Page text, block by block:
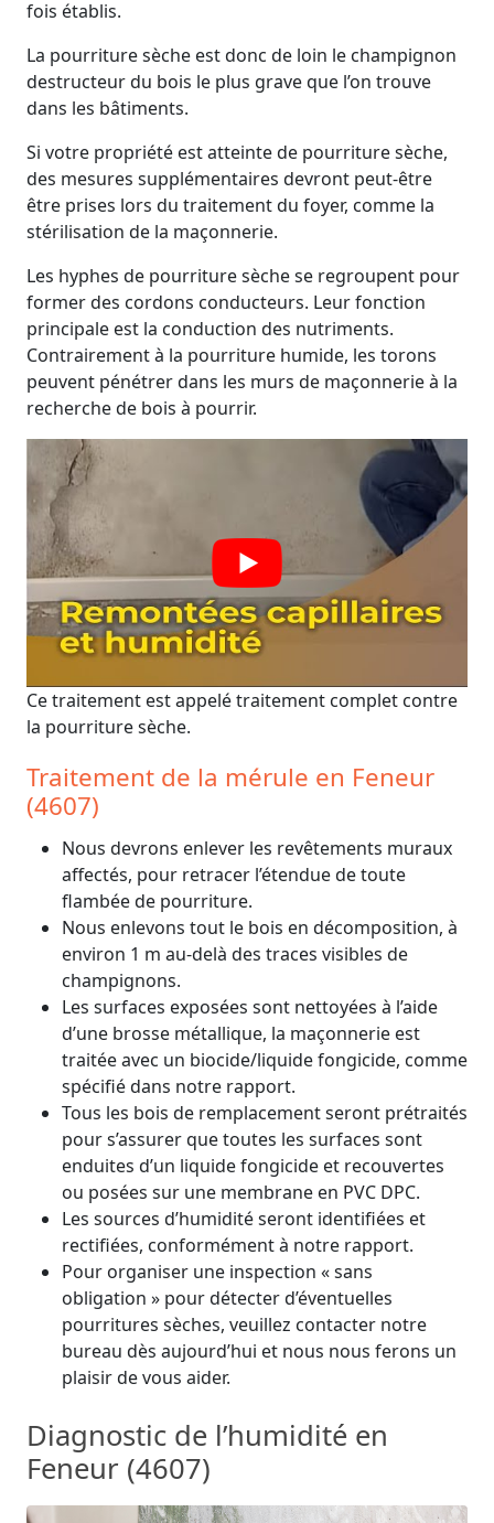
fois établis.
La pourriture sèche est donc de loin le champignon
destructeur du bois le plus grave que l’on trouve
dans les bâtiments.
Si votre propriété est atteinte de pourriture sèche,
des mesures supplémentaires devront peut-être
être prises lors du traitement du foyer, comme la
stérilisation de la maçonnerie.
Les hyphes de pourriture sèche se regroupent pour
former des cordons conducteurs. Leur fonction
principale est la conduction des nutriments.
Contrairement à la pourriture humide, les torons
peuvent pénétrer dans les murs de maçonnerie à la
recherche de bois à pourrir.
Ce traitement est appelé traitement complet contre
la pourriture sèche.
Traitement de la mérule en Feneur
(4607)
Nous devrons enlever les revêtements muraux
affectés, pour retracer l’étendue de toute
flambée de pourriture.
Nous enlevons tout le bois en décomposition, à
environ 1 m au-delà des traces visibles de
champignons.
Les surfaces exposées sont nettoyées à l’aide
d’une brosse métallique, la maçonnerie est
traitée avec un biocide/liquide fongicide, comme
spécifié dans notre rapport.
Tous les bois de remplacement seront prétraités
pour s’assurer que toutes les surfaces sont
enduites d’un liquide fongicide et recouvertes
ou posées sur une membrane en PVC DPC.
Les sources d’humidité seront identifiées et
rectifiées, conformément à notre rapport.
Pour organiser une inspection « sans
obligation » pour détecter d’éventuelles
pourritures sèches, veuillez contacter notre
bureau dès aujourd’hui et nous nous ferons un
plaisir de vous aider.
Diagnostic de l’humidité en
Feneur (4607)